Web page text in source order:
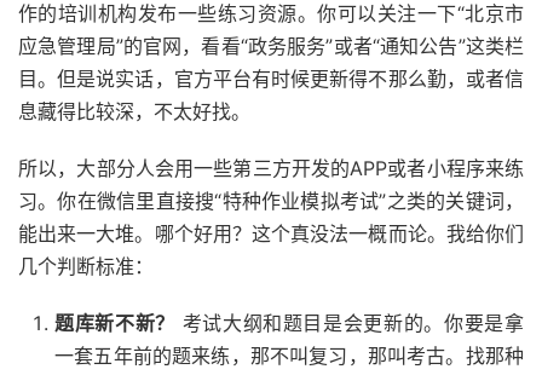
作的培训机构发布一些练习资源。你可以关注一下“北京市
应急管理局”的官网，看看“政务服务”或者“通知公告”这类栏
目。但是说实话，官方平台有时候更新得不那么勤，或者信
息藏得比较深，不太好找。
所以，大部分人会用一些第三方开发的APP或者小程序来练
习。你在微信里直接搜“特种作业模拟考试”之类的关键词，
能出来一大堆。哪个好用？这个真没法一概而论。我给你们
几个判断标准：
题库新不新？
考试大纲和题目是会更新的。你要是拿
一套五年前的题来练，那不叫复习，那叫考古。找那种